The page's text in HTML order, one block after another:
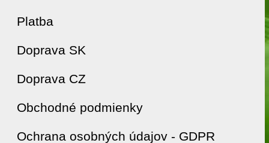
Platba
Doprava SK
Doprava CZ
Obchodné podmienky
Ochrana osobných údajov - GDPR